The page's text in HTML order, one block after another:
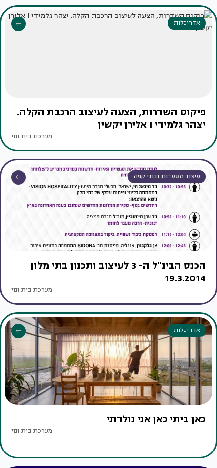
אדריכלות
פיקוס השדרות, הצעה לעיצוב הרכבת הקלה.
יצהר גלמידי I אלירן יקשין
מערכת בית ונוי
עיצוב מסעדות ובתי קפה
הכנס הבינ"ל ה- 3 לעיצוב ותכנון בתי מלון
19.3.2014
מערכת בית ונוי
אדריכלות
כאן ביתי כאן אני נולדתי
מערכת בית ונוי